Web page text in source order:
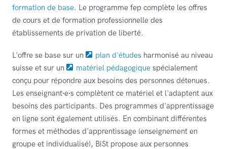
formation de base. Le programme fep complète les offres
de cours et de formation professionnelle des
établissements de privation de liberté.
L'offre se base sur un plan d'études harmonisé au niveau
suisse et sur un
matériel pédagogique spécialement
conçu pour répondre aux besoins des personnes détenues.
Les enseignant⸱e⸱s complètent ce matériel et l'adaptent aux
besoins des participants. Des programmes d'apprentissage
en ligne sont également utilisés. En combinant différentes
formes et méthodes d'apprentissage (enseignement en
groupe et individualisé), BiSt propose aux personnes